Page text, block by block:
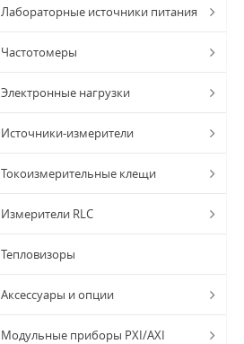
Лабораторные источники питания
Частотомеры
Электронные нагрузки
Источники-измерители
Токоизмерительные клещи
Измерители RLC
Тепловизоры
Аксессуары и опции
Модульные приборы PXI/AXI